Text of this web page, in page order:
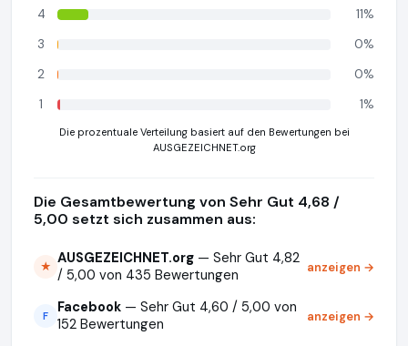
4
11%
3
0%
2
0%
1
1%
Die prozentuale Verteilung basiert auf den Bewertungen bei
AUSGEZEICHNET.org
Die Gesamtbewertung von Sehr Gut 4,68 /
5,00 setzt sich zusammen aus:
★ AUSGEZEICHNET.org — Sehr Gut 4,82
/ 5,00 von 435 Bewertungen
anzeigen →
F Facebook — Sehr Gut 4,60 / 5,00 von
152 Bewertungen
anzeigen →